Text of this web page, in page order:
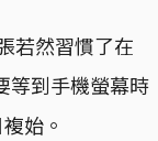
若然習慣了在
等到手機螢幕時
始。